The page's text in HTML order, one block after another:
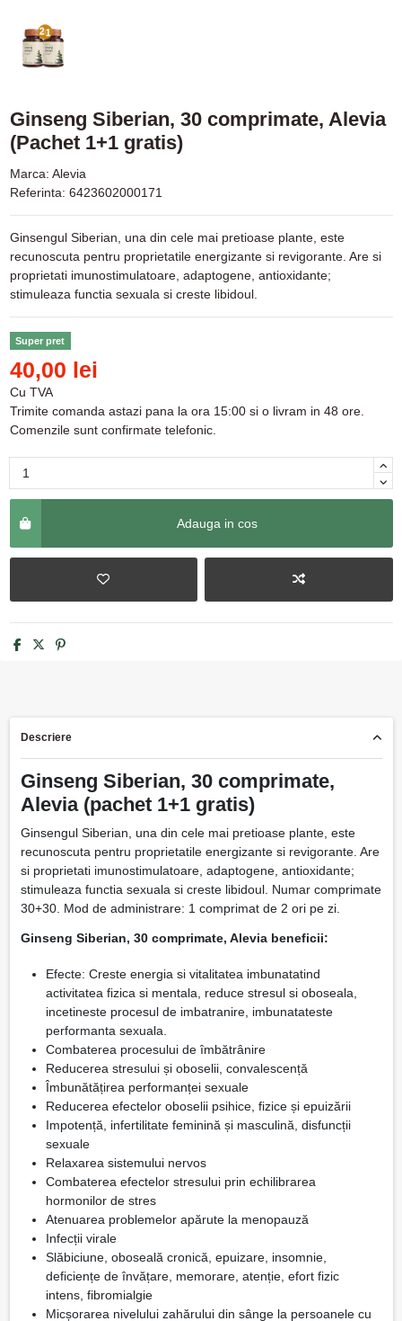
Ginseng Siberian, 30 comprimate, Alevia
(Pachet 1+1 gratis)
Marca: Alevia
Referinta: 6423602000171
Ginsengul Siberian, una din cele mai pretioase plante, este
recunoscuta pentru proprietatile energizante si revigorante. Are si
proprietati imunostimulatoare, adaptogene, antioxidante;
stimuleaza functia sexuala si creste libidoul.
Super pret
40,00 lei
Cu TVA
Trimite comanda astazi pana la ora 15:00 si o livram in 48 ore.
Comenzile sunt confirmate telefonic.
Adauga in cos
Descriere
Ginseng Siberian, 30 comprimate,
Alevia (pachet 1+1 gratis)
Ginsengul Siberian, una din cele mai pretioase plante, este
recunoscuta pentru proprietatile energizante si revigorante. Are
si proprietati imunostimulatoare, adaptogene, antioxidante;
stimuleaza functia sexuala si creste libidoul. Numar comprimate
30+30. Mod de administrare: 1 comprimat de 2 ori pe zi.
Ginseng Siberian, 30 comprimate, Alevia beneficii:
Efecte: Creste energia si vitalitatea imbunatatind
activitatea fizica si mentala, reduce stresul si oboseala,
incetineste procesul de imbatranire, imbunatateste
performanta sexuala.
Combaterea procesului de îmbătrânire
Reducerea stresului și oboselii, convalescență
Îmbunătățirea performanței sexuale
Reducerea efectelor oboselii psihice, fizice și epuizării
Impotență, infertilitate feminină și masculină, disfuncții
sexuale
Relaxarea sistemului nervos
Combaterea efectelor stresului prin echilibrarea
hormonilor de stres
Atenuarea problemelor apărute la menopauză
Infecții virale
Slăbiciune, oboseală cronică, epuizare, insomnie,
deficiențe de învățare, memorare, atenție, efort fizic
intens, fibromialgie
Micșorarea nivelului zahărului din sânge la persoanele cu